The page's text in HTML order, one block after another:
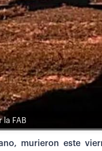
FAB
murieron este